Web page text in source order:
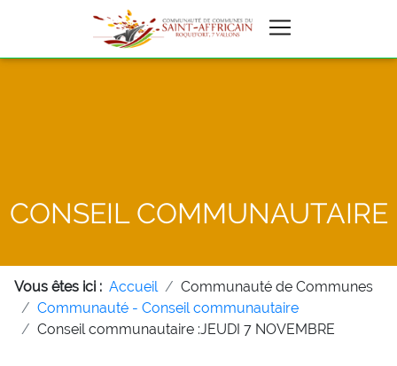
CONSEIL COMMUNAUTAIRE
Vous êtes ici : Accueil
Communauté de Communes
Communauté - Conseil communautaire
Conseil communautaire :JEUDI 7 NOVEMBRE